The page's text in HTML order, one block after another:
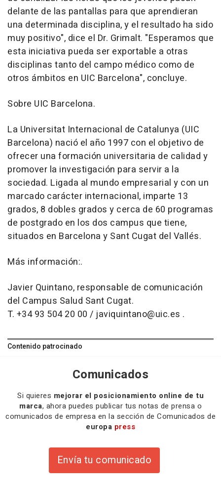
delante de las pantallas para que aprendieran
una determinada disciplina, y el resultado ha sido
muy positivo", dice el Dr. Grimalt. "Esperamos que
esta iniciativa pueda ser exportable a otras
disciplinas tanto del campo médico como de
otros ámbitos en UIC Barcelona", concluye.
Sobre UIC Barcelona.
La Universitat Internacional de Catalunya (UIC
Barcelona) nació el año 1997 con el objetivo de
ofrecer una formación universitaria de calidad y
promover la investigación para servir a la
sociedad. Ligada al mundo empresarial y con un
marcado carácter internacional, imparte 13
grados, 8 dobles grados y cerca de 60 programas
de postgrado en los dos campus que tiene,
situados en Barcelona y Sant Cugat del Vallés.
Más información:.
Javier Quintano, responsable de comunicación
del Campus Salud Sant Cugat.
T. +34 93 504 20 00 / javiquintano@uic.es .
Contenido patrocinado
Comunicados
Si quieres mejorar el posicionamiento online de tu
marca, ahora puedes publicar tus notas de prensa o
comunicados de empresa en la sección de Comunicados de
europa press
Envía tu comunicado